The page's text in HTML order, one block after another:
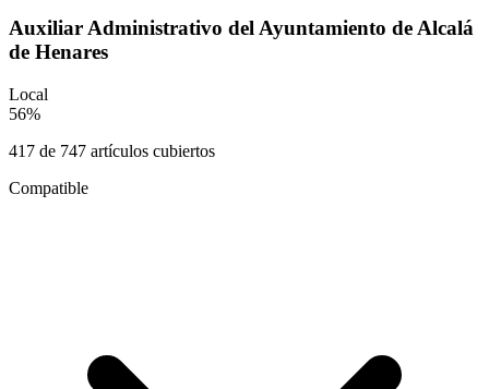
Auxiliar Administrativo del Ayuntamiento de Alcalá
de Henares
Local
56%
417 de 747 artículos cubiertos
Compatible